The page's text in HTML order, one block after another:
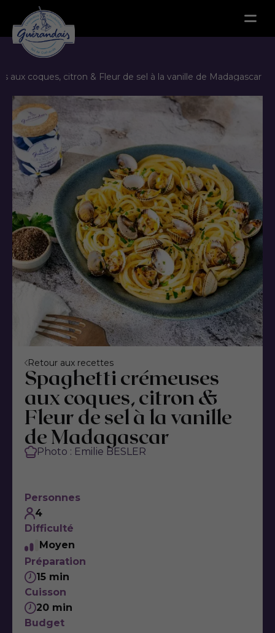
aux coques, citron & Fleur de sel à la vanille de Madagascar
Retour aux recettes
Spaghetti crémeuses
aux coques, citron &
Fleur de sel à la vanille
de Madagascar
Photo : Emilie BESLER
Personnes
4
Difficulté
Moyen
Préparation
15 min
Cuisson
20 min
Budget